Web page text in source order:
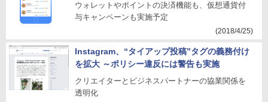
ウォレットやポイントの決済機能も、仮想通貨付
与キャンペーンも実施予定
(2018/4/25)
Instagram、“タイアップ投稿”タグの義務付け
を拡大 ～ポリシー違反には警告も実施
クリエイターとビジネスパートナーの協業関係を
透明化